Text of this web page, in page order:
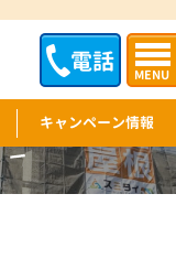
電話 MENU
キャンペーン情報